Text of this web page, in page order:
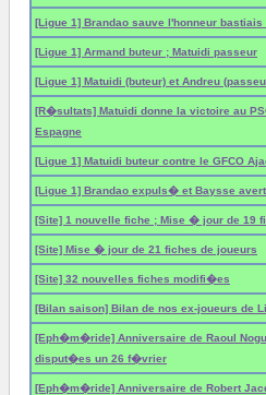
[Ligue 1] Brandao sauve l'honneur
[Ligue 1] Armand buteur ; Matuidi passeur
[Ligue 1] Matuidi (buteur) et Andreu
[R�sultats] Matuidi donne la victoire au
Espagne
[Ligue 1] Matuidi buteur contre le GFCO
[Ligue 1] Brandao expuls� et Baysse
[Site] 1 nouvelle fiche ; Mise � jour de 19
[Site] Mise � jour de 21 fiches de joueurs
[Site] 32 nouvelles fiches modifi�es
[Bilan saison] Bilan de nos ex-joueurs de
[Eph�m�ride] Anniversaire de Raoul
disput�es un 26 f�vrier
[Eph�m�ride] Anniversaire de Robert